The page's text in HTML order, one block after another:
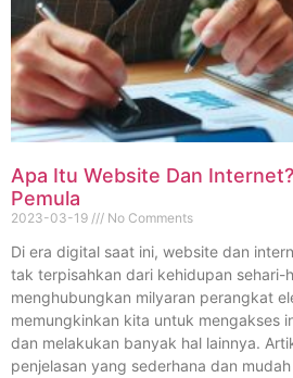
Apa Itu Website Dan
Pemula
2023-03-19 No Comments
Di era digital saat ini, website dan
tak terpisahkan dari kehidupan sehari-
menghubungkan milyaran perangkat
memungkinkan kita untuk mengakses
dan melakukan banyak hal lainnya.
penjelasan yang sederhana dan